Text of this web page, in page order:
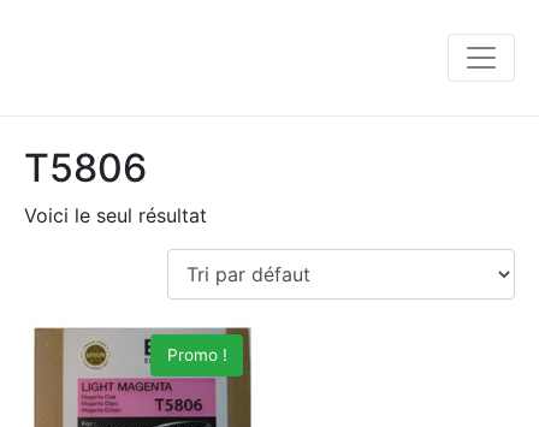
T5806
Voici le seul résultat
Promo !